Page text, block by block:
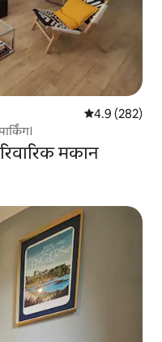
औसत रेटिंग 5 में
4.9 (282)
मकान